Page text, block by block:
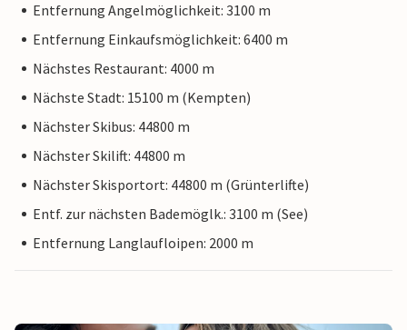
Entfernung Angelmöglichkeit: 3100 m
Entfernung Einkaufsmöglichkeit: 6400 m
Nächstes Restaurant: 4000 m
Nächste Stadt: 15100 m (Kempten)
Nächster Skibus: 44800 m
Nächster Skilift: 44800 m
Nächster Skisportort: 44800 m (Grünterlifte)
Entf. zur nächsten Bademöglk.: 3100 m (See)
Entfernung Langlaufloipen: 2000 m